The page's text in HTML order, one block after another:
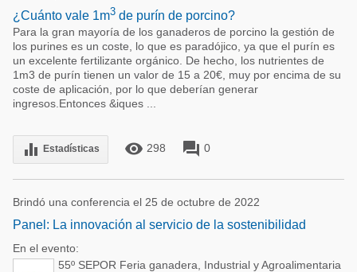
¿Cuánto vale 1m3 de purín de porcino?
Para la gran mayoría de los ganaderos de porcino la gestión de
los purines es un coste, lo que es paradójico, ya que el purín es
un excelente fertilizante orgánico. De hecho, los nutrientes de
1m3 de purín tienen un valor de 15 a 20€, muy por encima de su
coste de aplicación, por lo que deberían generar
ingresos.Entonces &iques ...
equalizer Estadísticas remove_red_eye 298 forum 0
Brindó una conferencia el 25 de octubre de 2022
Panel: La innovación al servicio de la sostenibilidad
En el evento:
55º SEPOR Feria ganadera, Industrial y Agroalimentaria